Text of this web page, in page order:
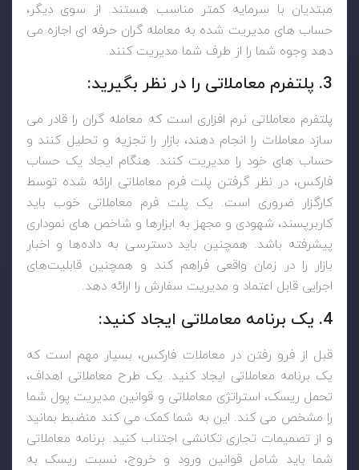
مبتدیان با سرمایه کمتر مناسب هستند. از سوی دیگر،
حساب های مدیریت شده به معامله گران حرفه ای اجازه می
دهد وجوه شما را از طرف شما مدیریت کنند.
3. پلتفرم معاملاتی را در نظر بگیرید:
پلتفرم معاملاتی نرم افزاری است که معامله گران را قادر می
سازد معاملات را انجام دهند، بازار را تجزیه و تحلیل کنند و
حساب های خود را مدیریت کنند. هنگام ایجاد یک حساب
فارکس، در نظر گرفتن پلت فرم معاملاتی ارائه شده توسط
کارگزار ضروری است. یک پلت فرم معاملاتی خوب باید
کاربرپسند، شهودی و مجهز به ابزارها و شاخص های نموداری
پیشرفته باشد. همچنین باید دسترسی به داده‌ها و اخبار
بازار را در زمان واقعی فراهم کند و همچنین قابلیت‌های
اجرایی قابل اعتماد و مدیریت سفارش را ارائه دهد.
4. یک برنامه معاملاتی ایجاد کنید:
قبل از فرو رفتن در معاملات فارکس، بسیار مهم است که
یک برنامه معاملاتی ایجاد کنید. یک طرح معاملاتی اهداف،
تحمل ریسک، استراتژی معاملاتی و قوانین مدیریت پول شما
را مشخص می کند. این به شما کمک می کند منضبط بمانید
و از تصمیمات تجاری تکانشی اجتناب کنید. برنامه معاملاتی
شما باید شامل قوانین ورود و خروج، نسبت ریسک به